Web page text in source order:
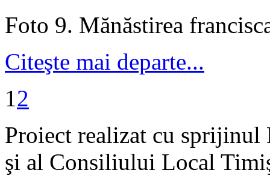
Foto 9. Mănăstirea
Citeşte mai departe...
12
Proiect realizat cu
şi al Consiliului Local